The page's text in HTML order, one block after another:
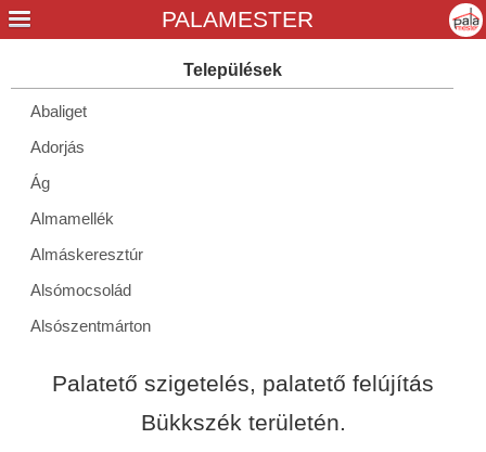
Abaliget
Adorjás
Ág
Almamellék
Almáskeresztúr
Alsómocsolád
Alsószentmárton
Aranyosgadány
Palatető szigetelés, palatető felújítás
Bükkszék területén.